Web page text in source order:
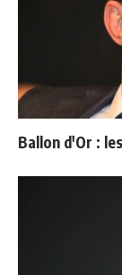
Ballon d'Or :